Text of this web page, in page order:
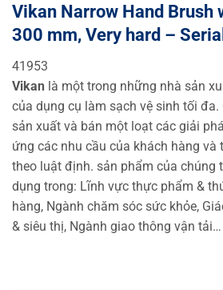
Vikan Narrow Hand Brush
300 mm, Very hard –
41953
Vikan là một trong những nhà sản
của dụng cụ làm sạch vệ sinh tối đa.
sản xuất và bán một loạt các giải
ứng các nhu cầu của khách hàng và
theo luật định. sản phẩm của chúng
dụng trong: Lĩnh vực thực phẩm &
hàng, Ngành chăm sóc sức khỏe,
& siêu thị, Ngành giao thông vận tải…